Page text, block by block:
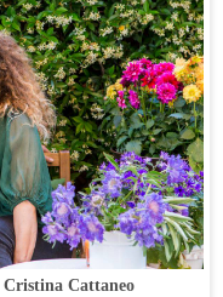
Cristina Cattaneo